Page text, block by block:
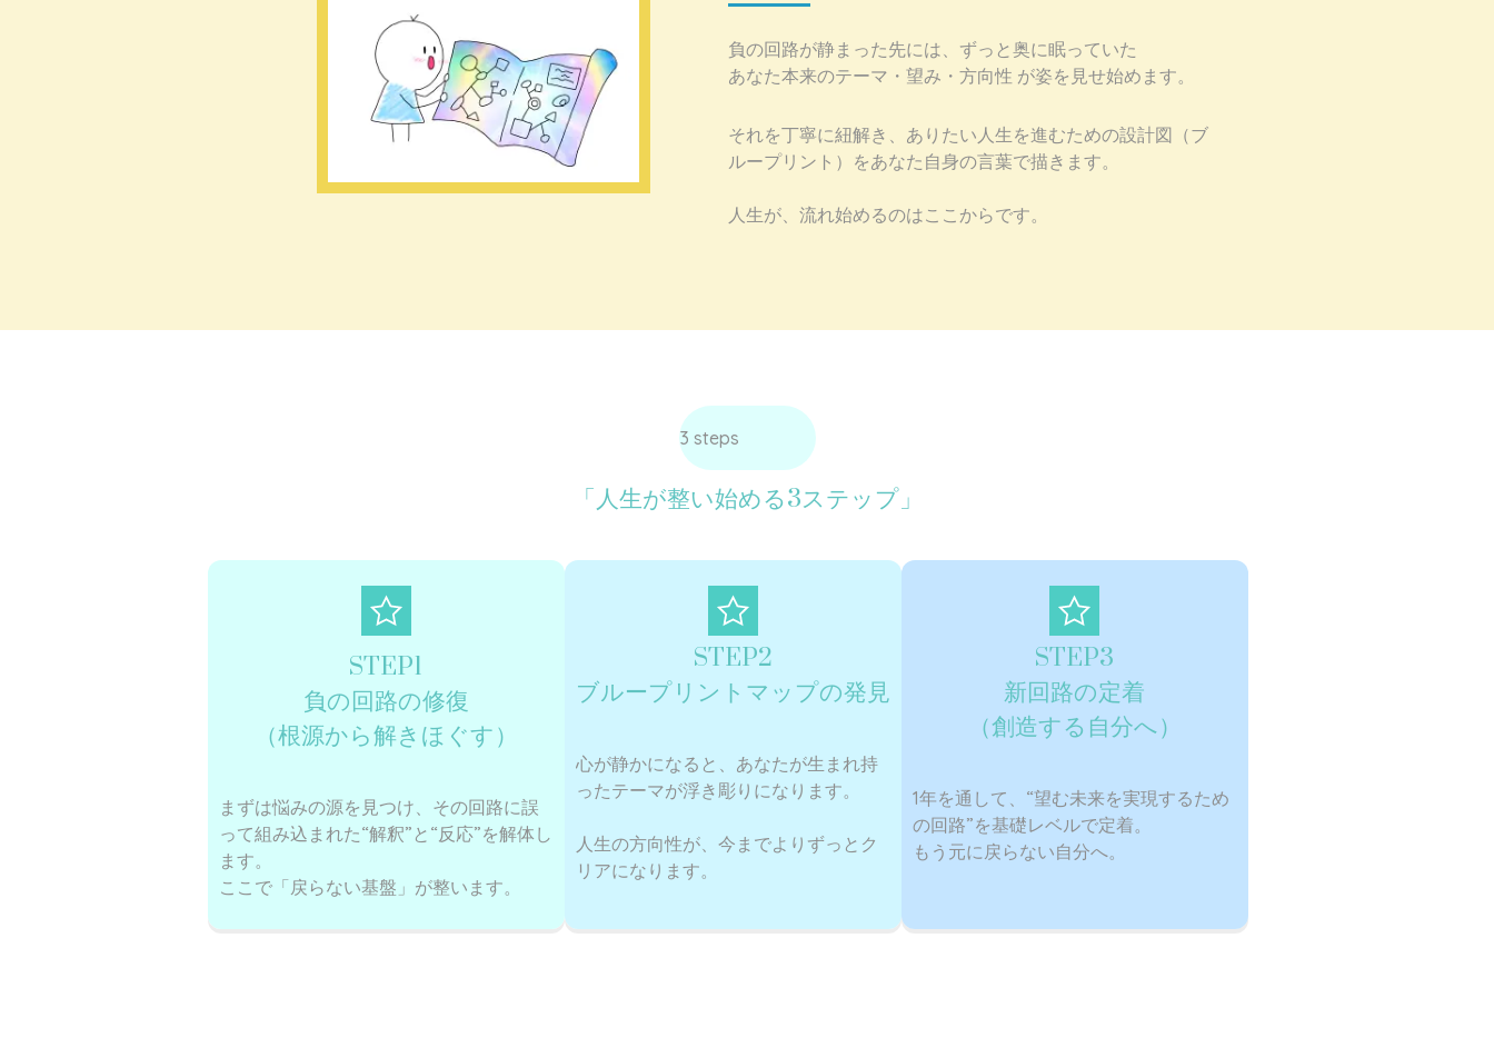
負の回路が静まった先には、 ずっと奥に眠っていた
あなた本来のテーマ・望み・方向性 が姿を見せ始めます。
それを丁寧に紐解き、 ありたい人生を進むための設計図（ブ
ループリント）をあなた自身の言葉で描きます。
人生が、流れ始めるのはここからです。
3 steps
「人生が整い始める3ステップ」
STEP1
負の回路の修復
（根源から解きほぐす）
まずは悩みの源を見つけ、 その回路に誤
って組み込まれた“解釈”と“反応”を解体し
ます。
ここで「戻らない基盤」が整います。
STEP2
ブループリントマップの発見
心が静かになると、 あなたが生まれ持
ったテーマが浮き彫りになります。
人生の方向性が、今までよりずっとク
リアになります。
STEP3
新回路の定着
（創造する自分へ）
1年を通して、 “望む未来を実現するため
の回路”を基礎レベルで定着。
もう元に戻らない自分へ。